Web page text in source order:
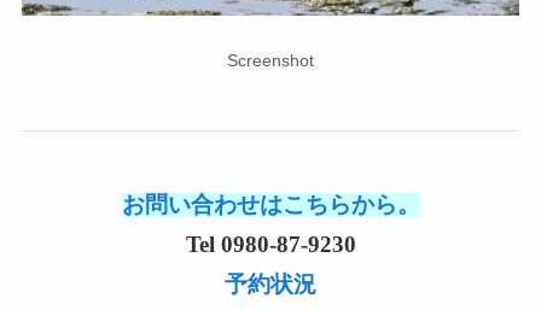
Screenshot
お問い合わせはこちらから。
Tel 0980-87-9230
予約状況